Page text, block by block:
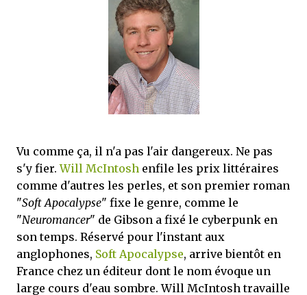
que Thomas connaissait et appréciait Olivier. Marlowe découvre une ville qu’il
ne connaissait pas, habitée par la méfiance, la peur et le rigorisme de la Ligue,
une ville pleine de mystères et de vieilles rancœurs. La Dame d...
Vu comme ça, il n'a pas l'air dangereux. Ne pas
s'y fier.Will McIntosh enfile les prix littéraires
comme d'autres les perles, et son premier roman
"Soft Apocalypse" fixe le genre, comme le
"Neuromancer" de Gibson a fixé le cyberpunk en
son temps. Réservé pour l'instant aux
anglophones, Soft Apocalypse, arrive bientôt en
France chez un éditeur dont le nom évoque un
large cours d'eau sombre. Will McIntosh travaille